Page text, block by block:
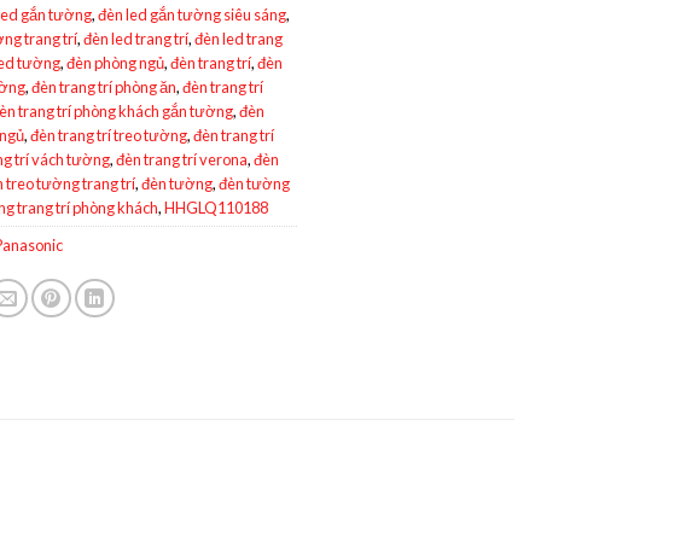
gắn tường,đèn led gắn tường siêu sáng,
trang trí,đèn led trang trí,đèn led trang
tường,đèn phòng ngủ,đèn trang trí,đèn
,đèn trang trí phòng ăn,đèn trang trí
trang trí phòng khách gắn tường,đèn
,đèn trang trí treo tường,đèn trang trí
trí vách tường,đèn trang trí verona,đèn
treo tường trang trí,đèn tường,đèn tường
trang trí phòng khách,HHGLQ110188